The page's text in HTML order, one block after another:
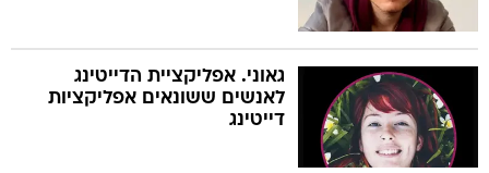
גאוני. אפליקציית הדייטינג
לאנשים ששונאים אפליקציות
דייטינג